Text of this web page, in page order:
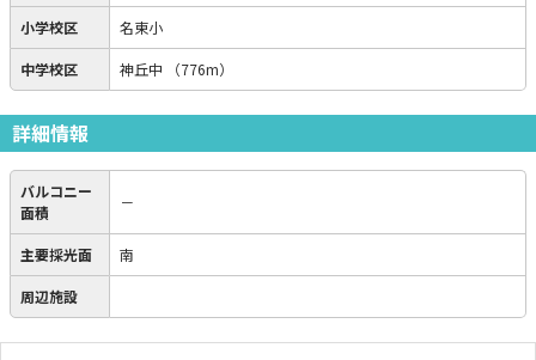
小学校区 名東小
中学校区 神丘中 （776m）
詳細情報
バルコニー
面積
－
主要採光面 南
周辺施設